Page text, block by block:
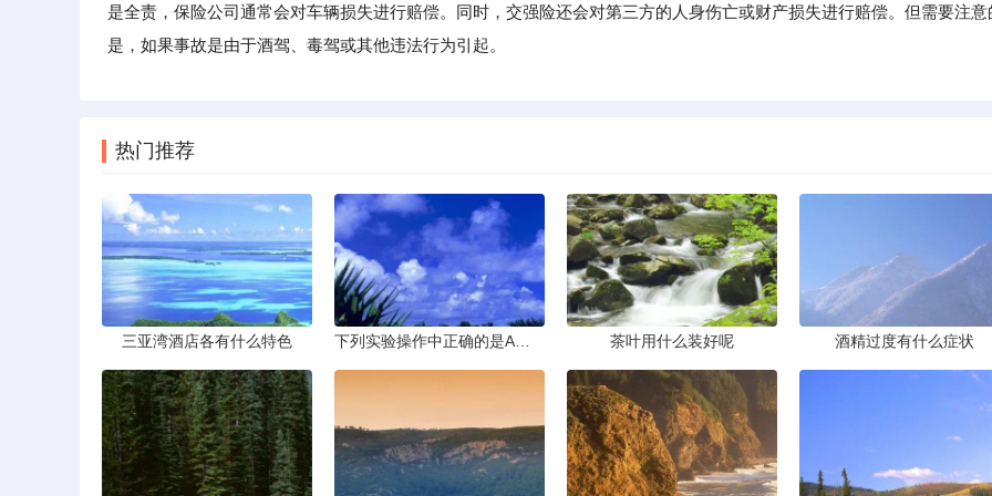
是全责，保险公司通常会对车辆损失进行赔偿。同时，交强险还会对第三方的人身伤亡或财产损失进行赔偿。但需要注意
是，如果事故是由于酒驾、毒驾或其他违法行为引起。
热门推荐
三亚湾酒店各有什么特色 茶叶用什么装好呢 酒精过度有什么症状